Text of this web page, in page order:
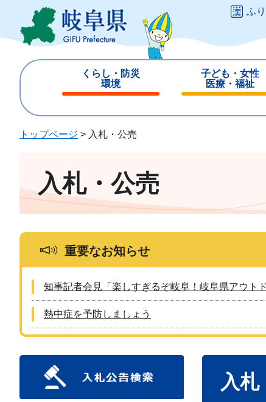
ジ
ュ
ふ
くらし・防災
環境
じ
子ども・女性
医療・福祉
じ
トップページ > 入札・公売
入札・公売
重要なお知らせ
知事記者会見「楽しすぎるぞ岐阜！岐阜県アウト
熱中症を予防しましょう
入札